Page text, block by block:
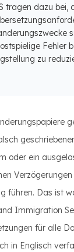
tragen dazu bei,
Fehler
zu
oder ein
führen. Das ist
Immigration
für alle
in Englisch